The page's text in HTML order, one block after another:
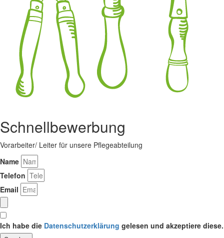
Schnellbewerbung
Vorarbeiter/ Leiter für unsere Pflegeabteilung
Name
Telefon
Email
Ich habe die Datenschutzerklärung gelesen und akzeptiere diese.